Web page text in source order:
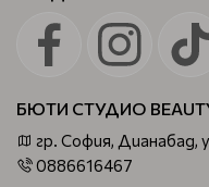
БЮТИ СТУДИО
гр. София, Дианабад,
0886616467